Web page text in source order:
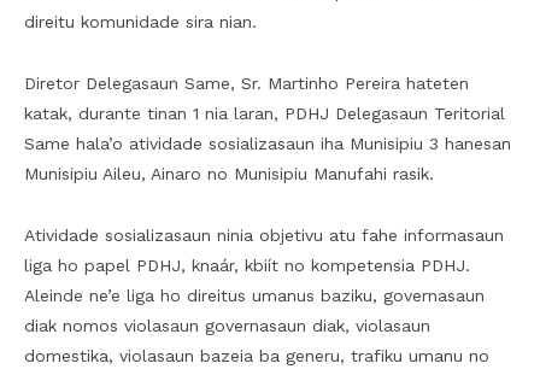
direitu komunidade sira nian.
Diretor Delegasaun Same, Sr. Martinho Pereira hateten
katak, durante tinan 1 nia laran, PDHJ Delegasaun Teritorial
Same hala’o atividade sosializasaun iha Munisipiu 3 hanesan
Munisipiu Aileu, Ainaro no Munisipiu Manufahi rasik.
Atividade sosializasaun ninia objetivu atu fahe informasaun
liga ho papel PDHJ, knaár, kbiít no kompetensia PDHJ.
Aleinde ne’e liga ho direitus umanus baziku, governasaun
diak nomos violasaun governasaun diak, violasaun
domestika, violasaun bazeia ba generu, trafiku umanu no